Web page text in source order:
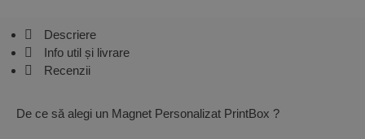
Descriere
Info util și livrare
Recenzii
De ce să alegi un Magnet Personalizat PrintBox ?